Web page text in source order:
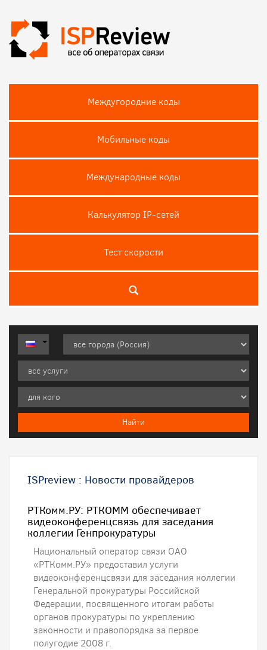
Междугородние коды
Мобильные коды
Международные коды
Калькулятор IP-сетей
Тест скороcти
ISPreview : Новости провайдеров
РТКомм.РУ: РТКОММ обеспечивает
видеоконференцсвязь для заседания
коллегии Генпрокуратуры
Национальный оператор связи ОАО
«РТКомм.РУ» предоставил услуги
видеоконференцсвязи для заседания коллегии
Генеральной прокуратуры Российской
Федерации, посвященного итогам работы
органов прокуратуры по укреплению
законности и правопорядка за первое
полугодие 2008 г.